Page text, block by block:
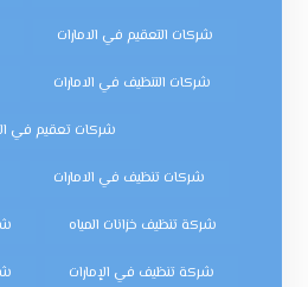
شركات التعقيم في الامارات
شركات التنظيف في الامارات
شركات تعقيم في
شركات تنظيف في الامارات
شركة تنظيف خزانات المياه
شركة تنظيف في الإمارات